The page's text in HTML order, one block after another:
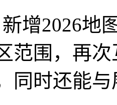
增2026地
范围，再
同时还能